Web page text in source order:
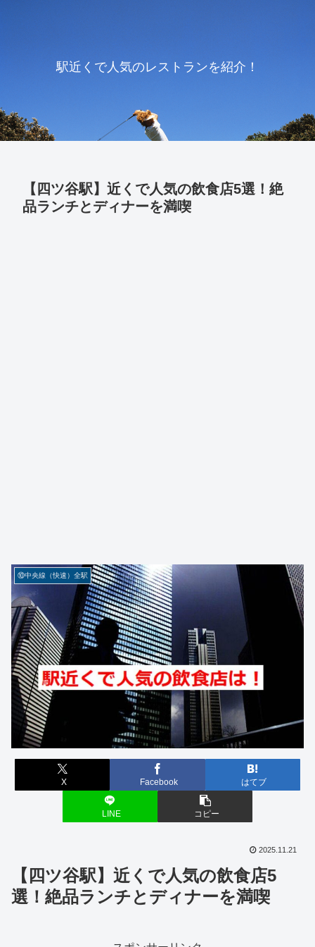
駅近くで人気のレストランを紹介！
【四ツ谷駅】近くで人気の飲食店5選！絶
品ランチとディナーを満喫
⑩中央線（快速）全駅
X Facebook はてブ
LINE コピー
2025.11.21
【四ツ谷駅】近くで人気の飲食店5
選！絶品ランチとディナーを満喫